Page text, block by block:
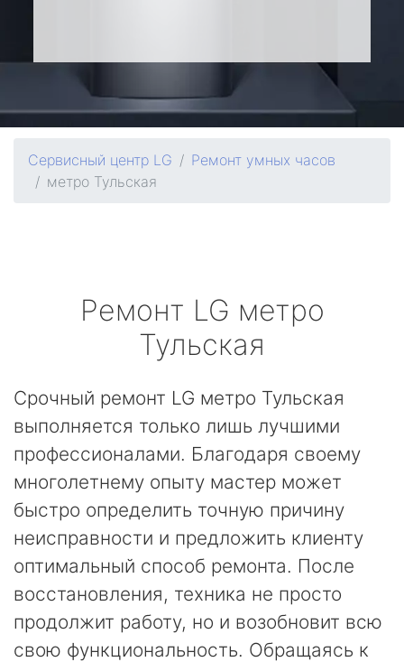
Сервисный центр LG
Ремонт умных часов
метро Тульская
Ремонт LG метро
Тульская
Срочный ремонт LG метро Тульская
выполняется только лишь лучшими
профессионалами. Благодаря своему
многолетнему опыту мастер может
быстро определить точную причину
неисправности и предложить клиенту
оптимальный способ ремонта. После
восстановления, техника не просто
продолжит работу, но и возобновит всю
свою функциональность. Обращаясь к